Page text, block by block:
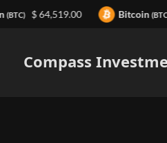
Compass
(BTC) $ 64,519.00 Bitcoin